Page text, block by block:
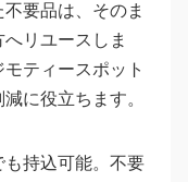
要品は、そのま
リユースしま
ティースポット
に役立ちます。
持込可能。不要